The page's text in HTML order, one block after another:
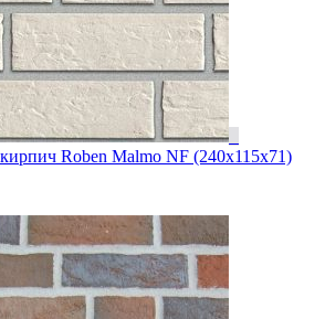
Roben Malmo NF (240x115x71)